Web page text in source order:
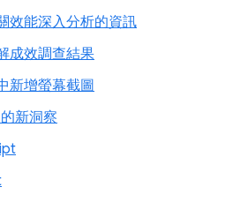
效能深入分析的資訊
成效調查結果
新增螢幕截圖
新洞察